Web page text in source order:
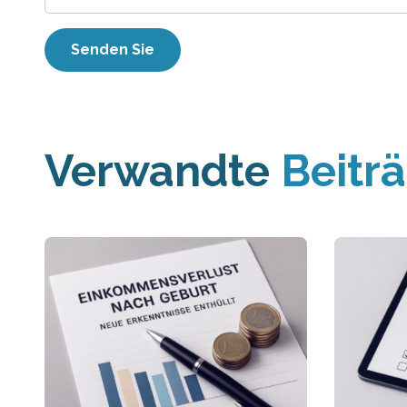
Verwandte